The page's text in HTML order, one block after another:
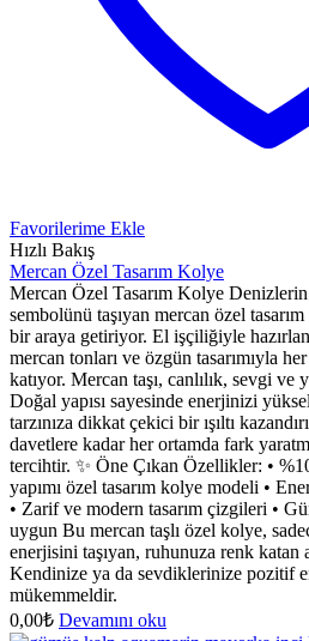
Favorilerime Ekle
Hızlı Bakış
Mercan Özel Tasarım Kolye
Mercan Özel Tasarım Kolye
sembolünü taşıyan mercan özel
bir araya getiriyor. El işçiliğiyle
mercan tonları ve özgün tasarımıyla
katıyor. Mercan taşı, canlılık, sevgi ve
Doğal yapısı sayesinde enerjinizi
tarzınıza dikkat çekici bir ışıltı
davetlere kadar her ortamda fark
tercihtir. ✨ Öne Çıkan Özellikler: •
yapımı özel tasarım kolye modeli •
• Zarif ve modern tasarım çizgileri •
uygun Bu mercan taşlı özel kolye,
enerjisini taşıyan, ruhunuza renk katan
Kendinize ya da sevdiklerinize pozitif
mükemmeldir.
0,00₺ Devamını oku